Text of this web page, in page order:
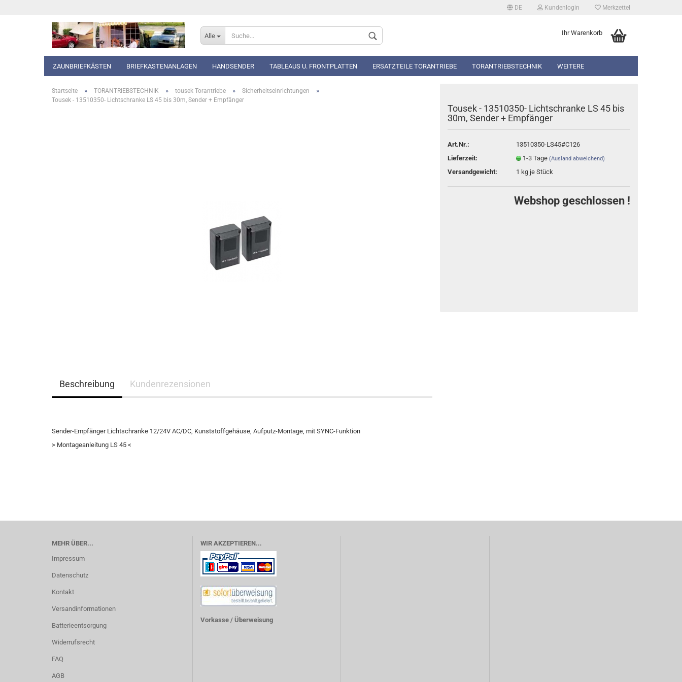
DE Kundenlogin
Konto erstellen
Passwort vergessen?
Merkzettel
Alle Ihr Warenkorb
ZAUNBRIEFKÄSTEN BRIEFKASTENANLAGEN HANDSENDER TABLEAUS U. FRONTPLATTEN ERSATZTEILE TORANTRIEBE TORANTRIEBSTECHNIK WEITERE
Startseite » TORANTRIEBSTECHNIK » tousek Torantriebe » Sicherheitseinrichtungen »
Tousek - 13510350- Lichtschranke LS 45 bis 30m, Sender + Empfänger
Tousek - 13510350- Lichtschranke LS 45 bis
30m, Sender + Empfänger
Art.Nr.:
13510350-LS45#C126
Lieferzeit:
1-3 Tage (Ausland abweichend)
Versandgewicht: 1 kg je Stück
Webshop geschlossen !
Beschreibung Kundenrezensionen
Sender-Empfänger Lichtschranke 12/24V AC/DC, Kunststoffgehäuse, Aufputz-Montage, mit SYNC-Funktion
> Montageanleitung LS 45 <
MEHR ÜBER...
Impressum
Datenschutz
Kontakt
Versandinformationen
Batterieentsorgung
Widerrufsrecht
FAQ
AGB
WIR AKZEPTIEREN...
Vorkasse / Überweisung